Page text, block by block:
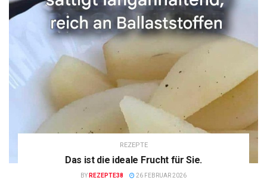
REZEPTE
Das ist die ideale Frucht für Sie.
BY REZEPTE38 26 FEBRUAR 2026